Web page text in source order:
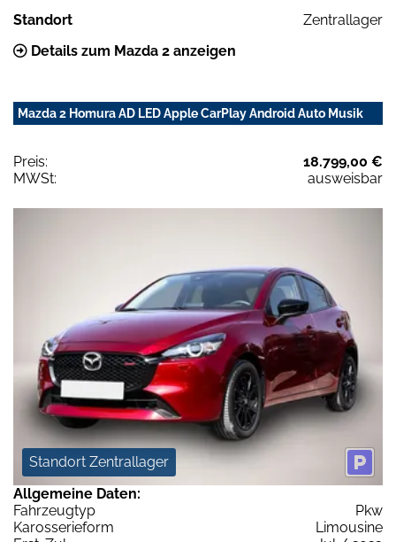
Standort
Zentrallager
Details zum Mazda 2 anzeigen
Mazda 2 Homura AD LED Apple CarPlay Android Auto Musik
Preis:
18.799,00 €
MWSt:
ausweisbar
Standort Zentrallager
Allgemeine Daten:
Fahrzeugtyp
Pkw
Karosserieform
Limousine